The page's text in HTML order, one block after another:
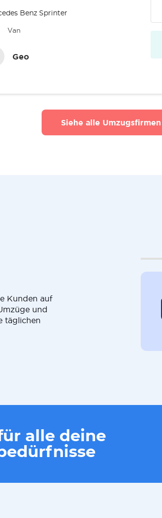
Benz Sprinter
Van
Geo
Siehe alle Umzugsfirmen
Kunden auf
und
täglichen
alle deine